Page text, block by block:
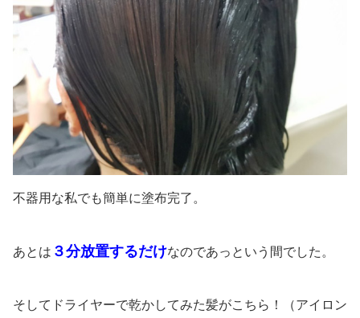
不器用な私でも簡単に塗布完了。
あとは ３分放置するだけなのであっという間でした。
そしてドライヤーで乾かしてみた髪がこちら！（アイロン